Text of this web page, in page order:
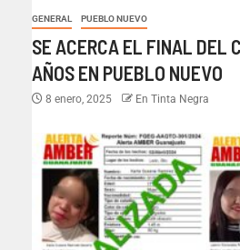
GENERAL PUEBLO NUEVO
SE ACERCA EL FINAL DEL
AÑOS EN PUEBLO NUEVO
8 enero, 2025 En Tinta Negra